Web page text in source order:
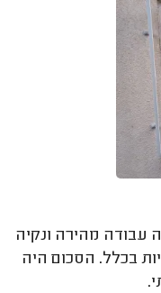
עבודה מהירה ונקיה
בכלל. הסכום היה